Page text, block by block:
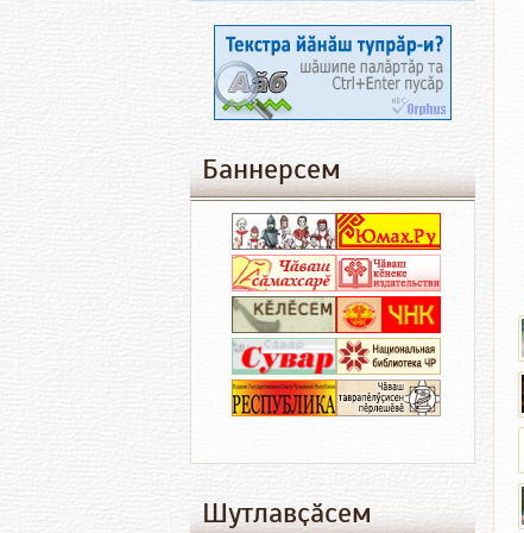
Баннерсем
Шутлавҫӑсем